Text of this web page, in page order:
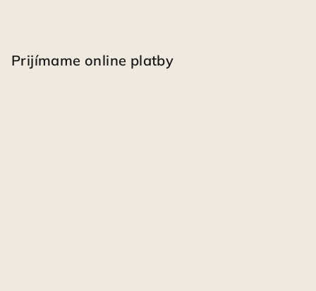
Prijímame online platby